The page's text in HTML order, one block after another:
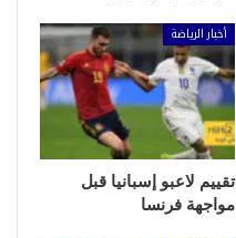
أخبار الرياضة
تقييم لاعبو إسبانيا قبل
مواجهة فرنسا